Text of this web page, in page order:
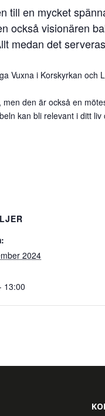
till en mycket
också visionären
medan det
Vuxna i Korskyrkan
den är också en
kan bli relevant i ditt
2024
13:00